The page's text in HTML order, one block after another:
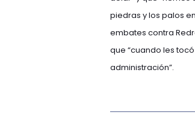
piedras y los palos
embates contra
que “cuando les
administración”.